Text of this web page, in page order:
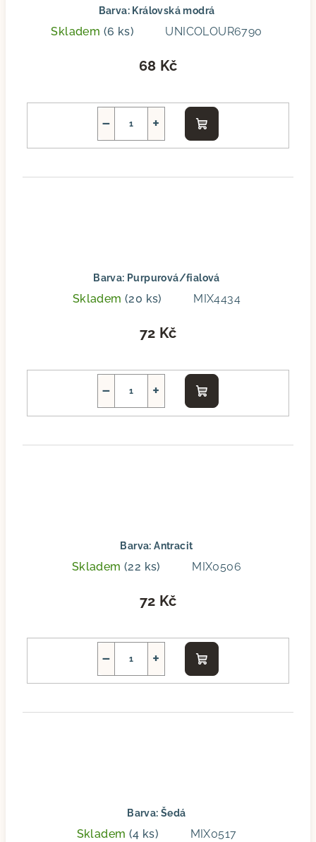
Barva: Královská modrá
Skladem (6 ks) UNICOLOUR6790
68 Kč
+
−
Do
košíku
Barva: Purpurová/fialová
Skladem(20 ks) MIX4434
72 Kč
+
−
Do
košíku
Barva: Antracit
Skladem(22 ks) MIX0506
72 Kč
+
−
Do
košíku
Barva: Šedá
Skladem (4 ks) MIX0517